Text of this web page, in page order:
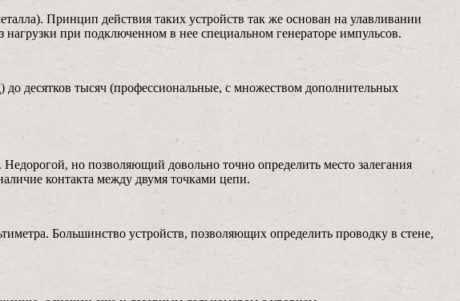
Принцип действия таких устройств так же основан на улавливании
при подключенном в нее специальном генераторе импульсов.
до десятков тысяч (профессиональные, с множеством дополнительных
но позволяющий довольно точно определить место залегания
контакта между двумя точками цепи.
Большинство устройств, позволяющих определить проводку в стене,